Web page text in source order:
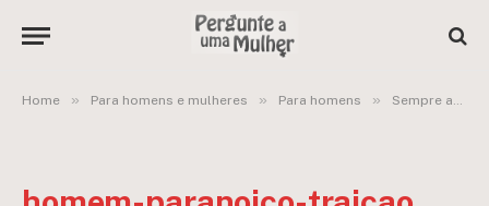
Home » Para homens e mulheres » Para homens » Sempre acho que estou sendo traído e feito de palhaço!